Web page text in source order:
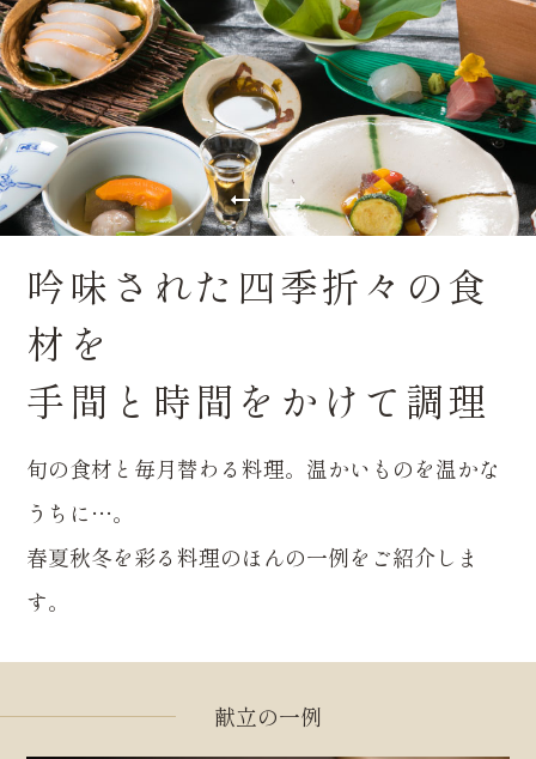
吟味された四季折々の食
材を
手間と時間をかけて調理
旬の食材と毎月替わる料理。温かいものを温かな
うちに…。
春夏秋冬を彩る料理のほんの一例をご紹介しま
す。
献立の一例